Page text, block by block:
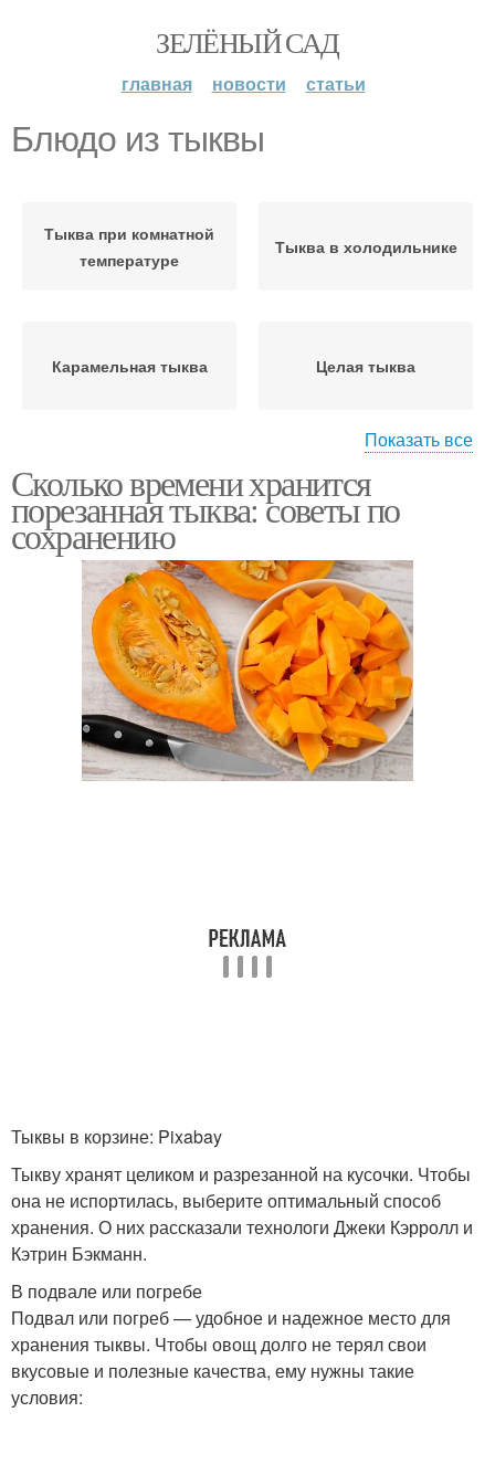
ЗЕЛЁНЫЙ САД
главная новости статьи
Блюдо из тыквы
Тыква при комнатной
температуре
Тыква в холодильнике
Карамельная тыква Целая тыква
хранения
Показать все
Сколько времени хранится
порезанная тыква: советы по
сохранению
Тыквы в корзине: Pixabay
Тыкву хранят целиком и разрезанной на кусочки. Чтобы
она не испортилась, выберите оптимальный способ
хранения. О них рассказали технологи Джеки Кэрролл и
Кэтрин Бэкманн.
В подвале или погребе
Подвал или погреб — удобное и надежное место для
хранения тыквы. Чтобы овощ долго не терял свои
вкусовые и полезные качества, ему нужны такие
условия: